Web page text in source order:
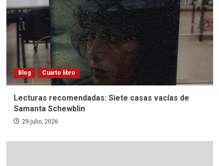
Blog Cuarto libro
Lecturas recomendadas: Siete casas vacías de
Samanta Schewblin
29 julio, 2026